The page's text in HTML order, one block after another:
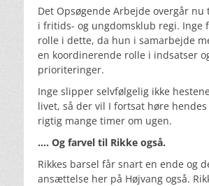
Det Opsøgende Arbejde overgår nu
i fritids- og ungdomsklub regi. Inge
rolle i dette, da hun i samarbejde
en koordinerende rolle i indsatser
prioriteringer.
Inge slipper selvfølgelig ikke
livet, så der vil I fortsat høre
rigtig mange timer om ugen.
…. Og farvel til Rikke også.
Rikkes barsel får snart en ende og
ansættelse her på Højvang også.